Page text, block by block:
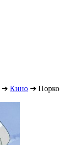
➔ Кино ➔ Порко